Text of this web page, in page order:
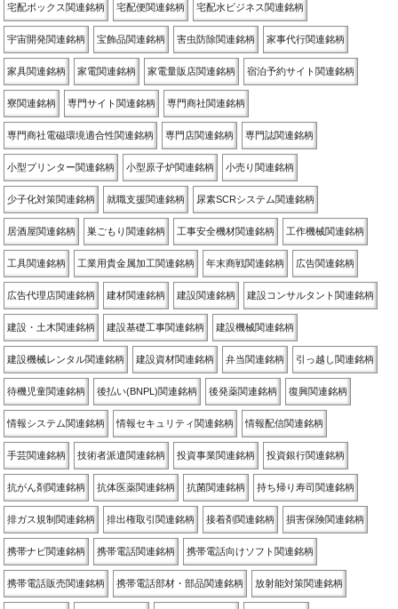
宅配ボックス関連銘柄 宅配便関連銘柄 宅配水ビジネス関連銘柄
宇宙開発関連銘柄 宝飾品関連銘柄 害虫防除関連銘柄 家事代行関連銘柄
家具関連銘柄 家電関連銘柄 家電量販店関連銘柄 宿泊予約サイト関連銘柄
寮関連銘柄 専門サイト関連銘柄 専門商社関連銘柄
専門商社電磁環境適合性関連銘柄 専門店関連銘柄 専門誌関連銘柄
小型プリンター関連銘柄 小型原子炉関連銘柄 小売り関連銘柄
少子化対策関連銘柄 就職支援関連銘柄 尿素SCRシステム関連銘柄
居酒屋関連銘柄 巣ごもり関連銘柄 工事安全機材関連銘柄 工作機械関連銘柄
工具関連銘柄 工業用貴金属加工関連銘柄 年末商戦関連銘柄 広告関連銘柄
広告代理店関連銘柄 建材関連銘柄 建設関連銘柄 建設コンサルタント関連銘柄
建設・土木関連銘柄 建設基礎工事関連銘柄 建設機械関連銘柄
建設機械レンタル関連銘柄 建設資材関連銘柄 弁当関連銘柄 引っ越し関連銘柄
待機児童関連銘柄 後払い(BNPL)関連銘柄 後発薬関連銘柄 復興関連銘柄
情報システム関連銘柄 情報セキュリティ関連銘柄 情報配信関連銘柄
手芸関連銘柄 技術者派遣関連銘柄 投資事業関連銘柄 投資銀行関連銘柄
抗がん剤関連銘柄 抗体医薬関連銘柄 抗菌関連銘柄 持ち帰り寿司関連銘柄
排ガス規制関連銘柄 排出権取引関連銘柄 接着剤関連銘柄 損害保険関連銘柄
携帯ナビ関連銘柄 携帯電話関連銘柄 携帯電話向けソフト関連銘柄
携帯電話販売関連銘柄 携帯電話部材・部品関連銘柄 放射能対策関連銘柄